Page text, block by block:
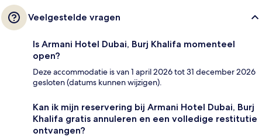
Veelgestelde vragen
Is Armani Hotel Dubai, Burj Khalifa momenteel
open?
Deze accommodatie is van 1 april 2026 tot 31 december 2026
gesloten (datums kunnen wijzigen).
Kan ik mijn reservering bij Armani Hotel Dubai, Burj
Khalifa gratis annuleren en een volledige restitutie
ontvangen?